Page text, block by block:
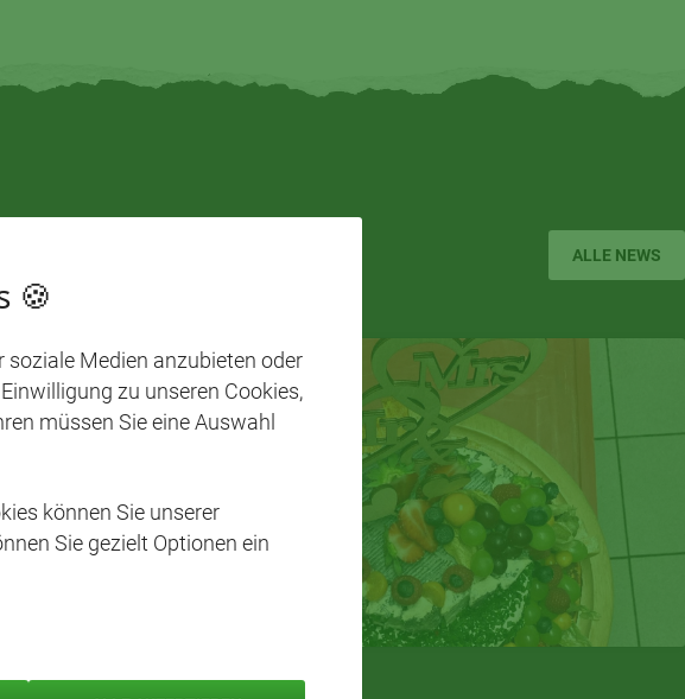
ALLE NEWS
🍪
Medien anzubieten oder
zu unseren Cookies,
müssen Sie eine Auswahl
können Sie unserer
Sie gezielt Optionen ein